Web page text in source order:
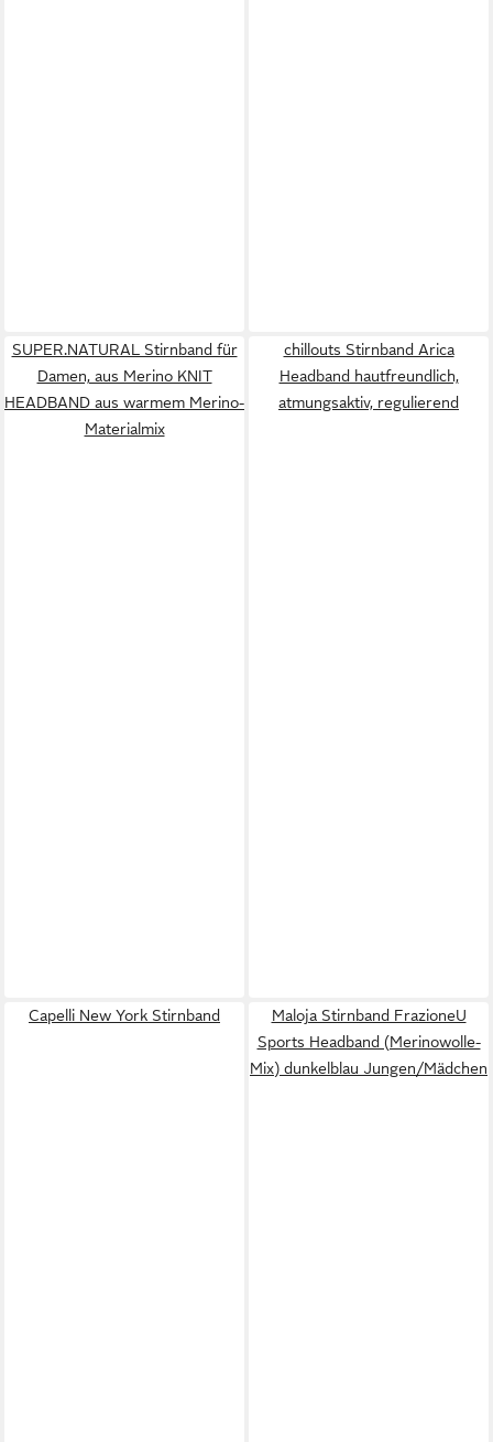
SUPER.NATURAL Stirnband für
Damen, aus Merino KNIT
HEADBAND aus warmem Merino-
Materialmix
chillouts Stirnband Arica
Headband hautfreundlich,
atmungsaktiv, regulierend
Capelli New York Stirnband
Maloja Stirnband FrazioneU
Sports Headband (Merinowolle-
Mix) dunkelblau Jungen/Mädchen